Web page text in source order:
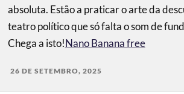
absoluta. Estão a praticar o arte da
teatro político que só falta o som de
Chega a isto!Nano Banana free
26 DE SETEMBRO, 2025